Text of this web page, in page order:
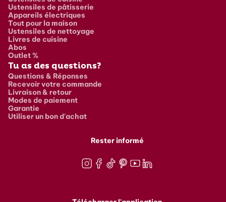
Ustensiles de pâtisserie
Appareils électriques
Tout pour la maison
Ustensiles de nettoyage
Livres de cuisine
Abos
Outlet %
Tu as des questions?
Questions & Réponses
Recevoir votre commande
Livraison & retour
Modes de paiement
Garantie
Utiliser un bon d'achat
Rester informé